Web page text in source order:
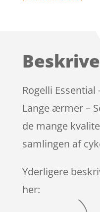
Rogelli
Lange ærmer –
de mange
samlingen af
Yderligere
her: